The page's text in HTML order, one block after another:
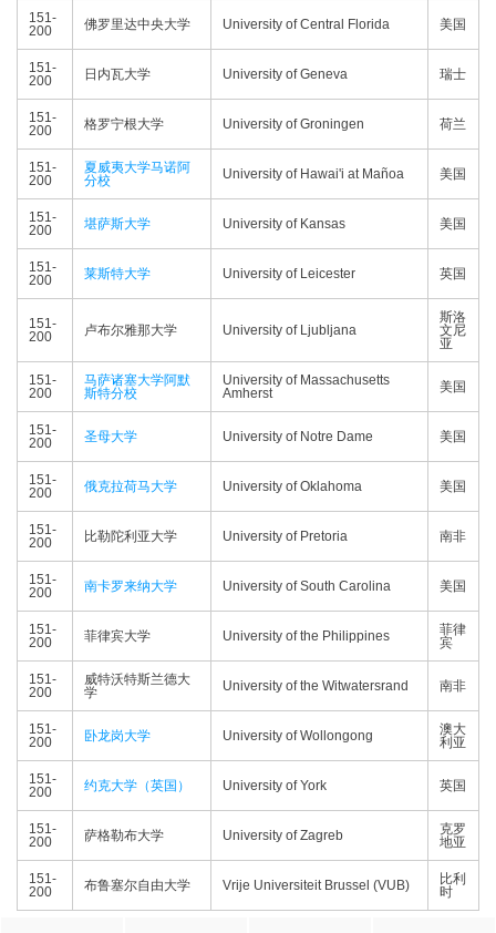
151-
200
佛罗里达中央大学 University of Central Florida 美国
151-
200
日内瓦大学 University of Geneva 瑞士
151-
200
格罗宁根大学 University of Groningen 荷兰
151-
200
夏威夷大学马诺阿
分校
University of Hawai'i at Mañoa 美国
151-
200
堪萨斯大学 University of Kansas 美国
151-
200
莱斯特大学 University of Leicester 英国
151-
200
卢布尔雅那大学 University of Ljubljana
斯洛
文尼
亚
151-
200
马萨诸塞大学阿默
斯特分校
University of Massachusetts
Amherst
美国
151-
200
圣母大学 University of Notre Dame 美国
151-
200
俄克拉荷马大学 University of Oklahoma 美国
151-
200
比勒陀利亚大学 University of Pretoria 南非
151-
200
南卡罗来纳大学 University of South Carolina 美国
151-
200
菲律宾大学 University of the Philippines
菲律
宾
151-
200
威特沃特斯兰德大
学
University of the Witwatersrand 南非
151-
200
卧龙岗大学 University of Wollongong
澳大
利亚
151-
200
约克大学（英国） University of York 英国
151-
200
萨格勒布大学 University of Zagreb
克罗
地亚
151-
200
布鲁塞尔自由大学 Vrije Universiteit Brussel (VUB)
比利
时